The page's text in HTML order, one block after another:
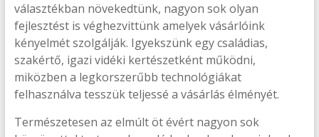
választékban növekedtünk, nagyon sok olyan
fejlesztést is véghezvittünk amelyek vásárlóink
kényelmét szolgálják. Igyekszünk egy családias,
szakértő, igazi vidéki kertészetként működni,
miközben a legkorszerűbb technológiákat
felhasználva tesszük teljessé a vásárlás élményét.
Természetesen az elmúlt öt évért nagyon sok